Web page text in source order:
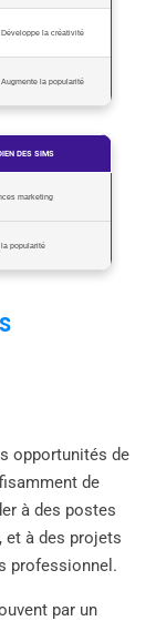
Développe la créativité
Augmente la popularité
DES SIMS
marketing
popularité
opportunités de
de
à des postes
et à des projets
professionnel.
par un